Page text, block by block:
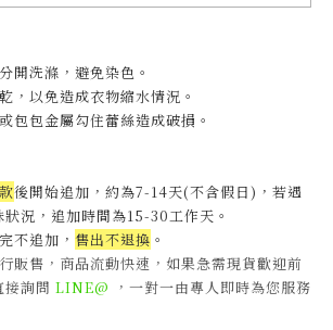
開洗滌，避免染色。
，以免造成衣物縮水情況。
包包金屬勾住蕾絲造成破損。
後開始追加，約為7-14天(不含假日)， 若遇
狀況，追加時間為15-30工作天 。
不追加， 售出不退換 。
販售，商品流動快速，如果急需現貨歡迎前
詢問 LINE@ ，一對一由專人即時為您服務